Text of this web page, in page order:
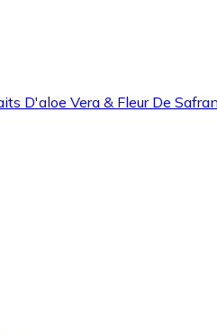
D'aloe Vera & Fleur De